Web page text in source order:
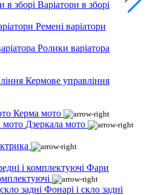
Варіатори в зборі
Ремені варіатори
Ролики варіатора
Кермове управління
Керма мото
Дзеркала мото
Фари
Фонарі і скло задні